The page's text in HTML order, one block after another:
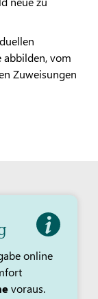
abbilden, vom
Zuweisungen
online
voraus.